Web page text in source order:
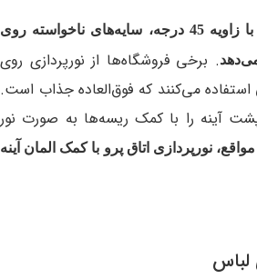
استفاده از نورهای جانبی با زاویه 45 درجه، سایه‌های ناخواسته روی
. برخی فروشگاه‌ها از نورپردازی روی
می‌کنند که فوق‌العاده جذاب است.
آینه را با کمک ریسه‌ها به صورت نور
نورپردازی اتاق پرو با کمک المان آینه
لباس